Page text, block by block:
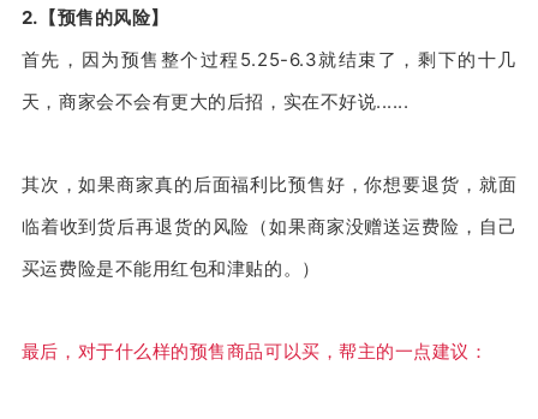
2.【预售的风险】
首先，因为预售整个过程5.25-6.3就结束了，剩下的十几
天，商家会不会有更大的后招，实在不好说......
其次，如果商家真的后面福利比预售好，你想要退货，就面
临着收到货后再退货的风险（如果商家没赠送运费险，自己
买运费险是不能用红包和津贴的。）
最后，对于什么样的预售商品可以买，帮主的一点建议：